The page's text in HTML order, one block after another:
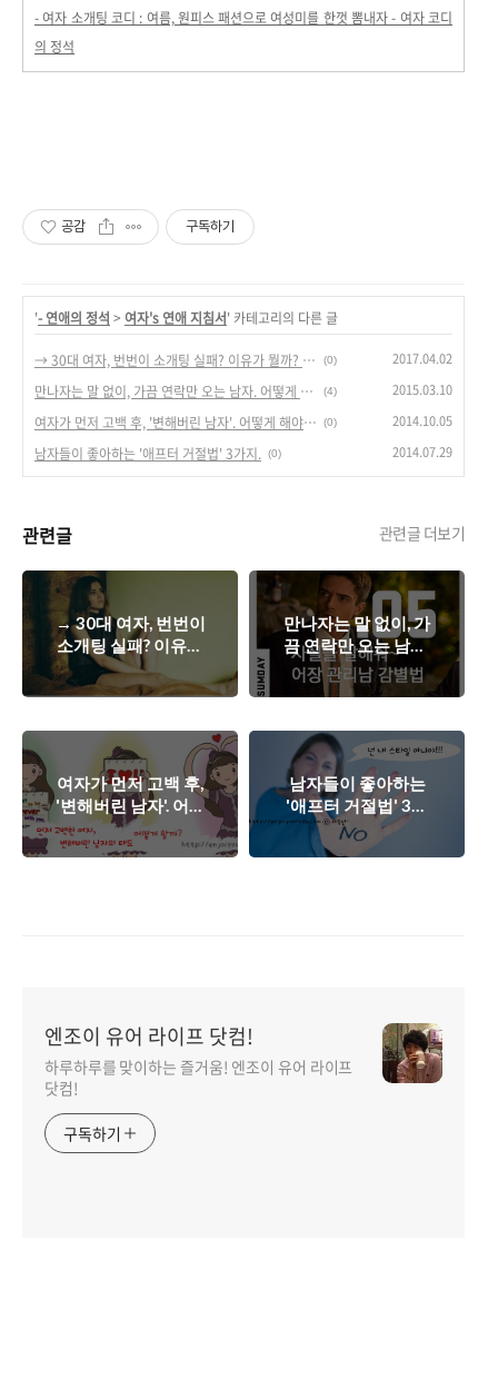
- 여자 소개팅 코디 : 여름, 원피스 패션으로 여성미를 한껏 뽐내자 - 여자 코디
의 정석
공감 구독하기
'- 연애의 정석 > 여자's 연애 지침서' 카테고리의 다른 글
→ 30대 여자, 번번이 소개팅 실패? 이유가 뭘까? 성공하려면 어떻게? (0) 2017.04.02
만나자는 말 없이, 가끔 연락만 오는 남자. 어떻게 할까? (4) 2015.03.10
여자가 먼저 고백 후, '변해버린 남자'. 어떻게 해야할까? (0) 2014.10.05
남자들이 좋아하는 '애프터 거절법' 3가지. (0) 2014.07.29
관련글 관련글 더보기
→ 30대 여자, 번번이
소개팅 실패? 이유가
뭘까? 성공하려면 어
떻게?
만나자는 말 없이, 가
끔 연락만 오는 남자.
어떻게 할까?
여자가 먼저 고백 후,
'변해버린 남자'. 어떻
게 해야할까?
남자들이 좋아하는
'애프터 거절법' 3가
지.
엔조이 유어 라이프 닷컴!
하루하루를 맞이하는 즐거움! 엔조이 유어 라이프
닷컴!
구독하기